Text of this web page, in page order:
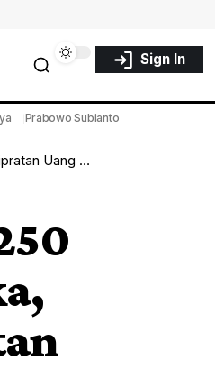
Sign In
Prabowo Subianto
Pelicin